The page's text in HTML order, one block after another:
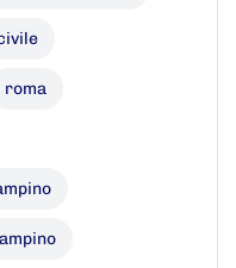
roma